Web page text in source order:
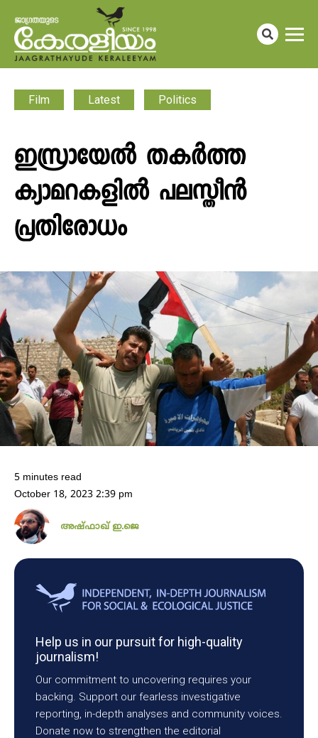
Film Latest Politics
ഇസ്രായേൽ തകർത്ത
ക്യാമറകളിൽ പലസ്തീൻ
പ്രതിരോധം
5 minutes read
October 18, 2023 2:39 pm
അഷ്ഫാഖ് ഇ.ജെ
Help us in our pursuit for high-quality
journalism!
Our commitment to uncovering requires your
backing. Support our fearless investigative
reporting, in-depth analyses and community voices.
Donate now to strengthen the editorial